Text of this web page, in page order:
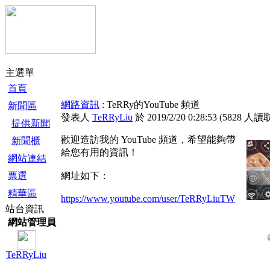
主選單
首頁
新聞區
提供新聞
新聞櫃
網站連結
票選
精華區
站台資訊
網站管理員
TeRRyLiu
網路資訊 : TeRRy的YouTube 頻道
發表人 TeRRyLiu 於 2019/2/20 0:28:53 (5828 人讀
歡迎造訪我的 YouTube 頻道，希望能夠帶
給您有用的資訊！
網址如下：
https://www.youtube.com/user/TeRRyLiuTW